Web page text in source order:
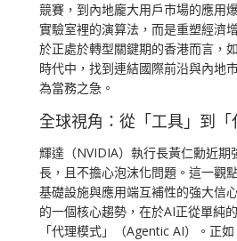
競賽，到內地龐大用戶市場的應用
實驗室裡的演算法，而是重塑經濟
於正處於轉型關鍵期的香港而言，
時代中，找到連結國際前沿與內地
為當務之急。
全球視角：從「工具」到
輝達（NVIDIA）執行長黃仁勳近期
長，且不擔心泡沫化問題。這一觀
基礎設施與應用端互補性的強大信
的一個核心趨勢，在於AI正從單純
「代理模式」（Agentic AI）。正